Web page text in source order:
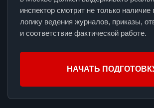
инспектор смотрит не только наличие
логику ведения журналов, приказы,
и соответствие фактической работе.
НАЧАТЬ